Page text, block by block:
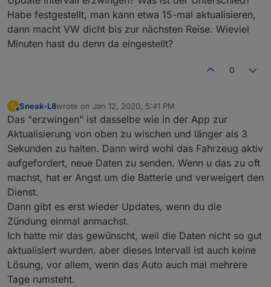
Habe festgestellt, man kann etwa 15-mal aktualisieren,
dann macht VW dicht bis zur nächsten Reise. Wieviel
Minuten hast du denn da eingestellt?
0
S
Offline
Sneak-L8wrote on Jan 12, 2020, 5:41 PM
last edited by
Das "erzwingen" ist dasselbe wie in der App zur
Aktualisierung von oben zu wischen und länger als 3
Sekunden zu halten. Dann wird wohl das Fahrzeug aktiv
aufgefordert, neue Daten zu senden. Wenn u das zu oft
machst, hat er Angst um die Batterie und verweigert den
Dienst.
Dann gibt es erst wieder Updates, wenn du die
Zündung einmal anmachst.
Ich hatte mir das gewünscht, weil die Daten nicht so gut
aktualisiert wurden. aber dieses Intervall ist auch keine
Lösung, vor allem, wenn das Auto auch mal mehrere
Tage rumsteht.